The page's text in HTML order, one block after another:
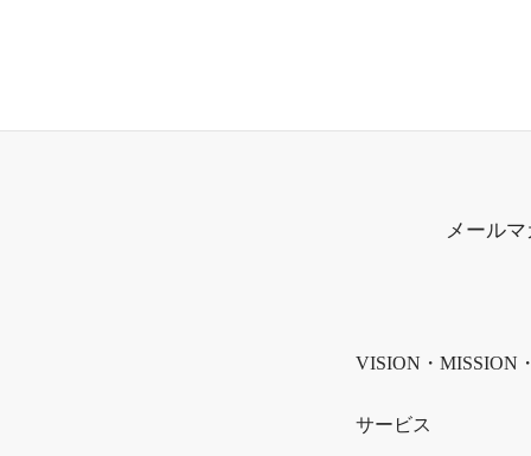
メール
VISION・MISSION
サービス